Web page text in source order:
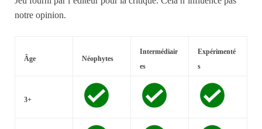
notre opinion.
Âge Néophytes
Intermédiair
es
Expérimenté
s
3+